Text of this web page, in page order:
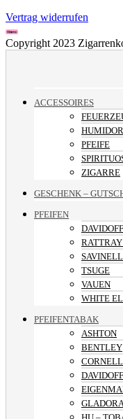
Vertrag widerrufen
Copyright 2023
ACCESSOIRES
PFEIFE
ZIGARRE
GESCHENK –
PFEIFEN
DAVIDOFF
TSUGE
VAUEN
WHITE
PFEIFENTABAK
ASHTON
BENTLEY
DAVIDOFF